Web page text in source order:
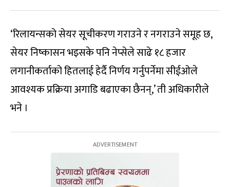
‘रिलायन्सको सेयर सूचीकरण गराउने र नगराउने समूह छ,
सेयर निष्कासन भइसके पनि नेप्सेले साढे १८ हजार
लगानीकर्ताको हितलाई हेर्दै निर्णय गर्नुपर्नेमा सीईओले
आवश्यक प्रक्रिया अगाडि बढाएका छैनन्,’ ती अधिकारीले
भने ।